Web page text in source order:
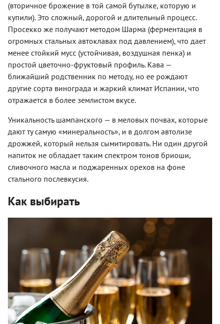
(вторичное брожение в той самой бутылке, которую и
купили). Это сложный, дорогой и длительный процесс.
Просекко же получают методом Шарма (ферментация в
огромных стальных автоклавах под давлением), что дает
менее стойкий мусс (устойчивая, воздушная пенка) и
простой цветочно-фруктовый профиль. Кава —
ближайший родственник по методу, но ее рождают
другие сорта винограда и жаркий климат Испании, что
отражается в более землистом вкусе.
Уникальность шампанского — в меловых почвах, которые
дают ту самую «минеральность», и в долгом автолизе
дрожжей, который нельзя сымитировать. Ни один другой
напиток не обладает таким спектром тонов бриоши,
сливочного масла и поджаренных орехов на фоне
стального послевкусия.
Как выбирать